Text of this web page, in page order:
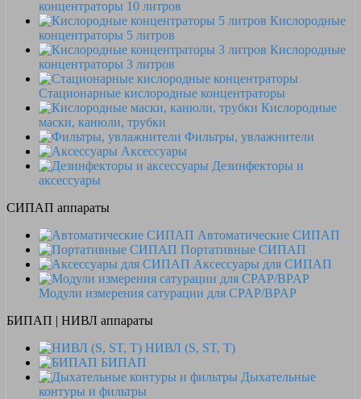
концентраторы 10 литров
Кислородные
концентраторы 5 литров
Кислородные
концентраторы 3 литров
Стационарные кислородные концентраторы
Кислородные
маски, канюли, трубки
Фильтры, увлажнители
Аксессуары
Дезинфекторы и
аксессуары
СИПАП аппараты
Автоматические СИПАП
Портативные СИПАП
Аксессуары для СИПАП
Модули измерения сатурации для CPAP/BPAP
БИПАП | НИВЛ аппараты
НИВЛ (S, ST, T)
БИПАП
Дыхательные
контуры и фильтры